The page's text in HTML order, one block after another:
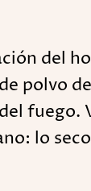
del
polvo
lo